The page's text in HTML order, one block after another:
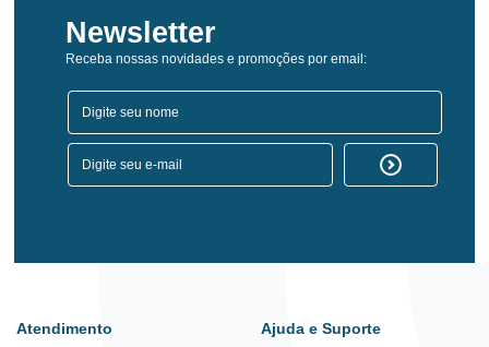
Newsletter
Receba nossas novidades e promoções por email:
Atendimento Ajuda e Suporte